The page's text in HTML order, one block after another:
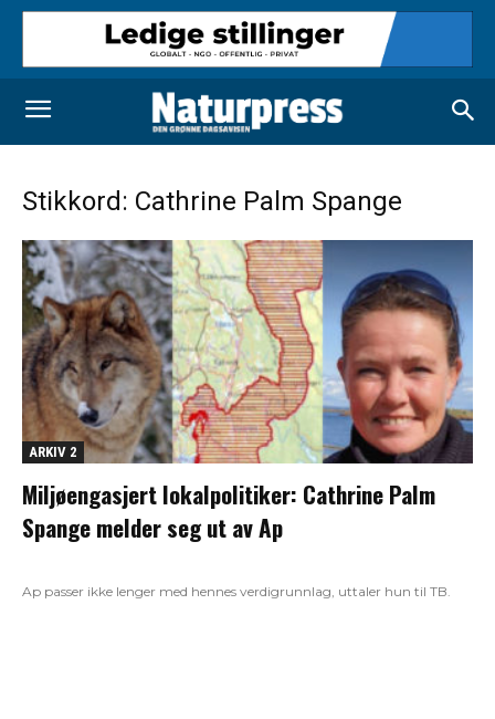
Stikkord: Cathrine Palm Spange
ARKIV 2
Miljøengasjert lokalpolitiker: Cathrine Palm
Spange melder seg ut av Ap
Ap passer ikke lenger med hennes verdigrunnlag, uttaler hun til TB.